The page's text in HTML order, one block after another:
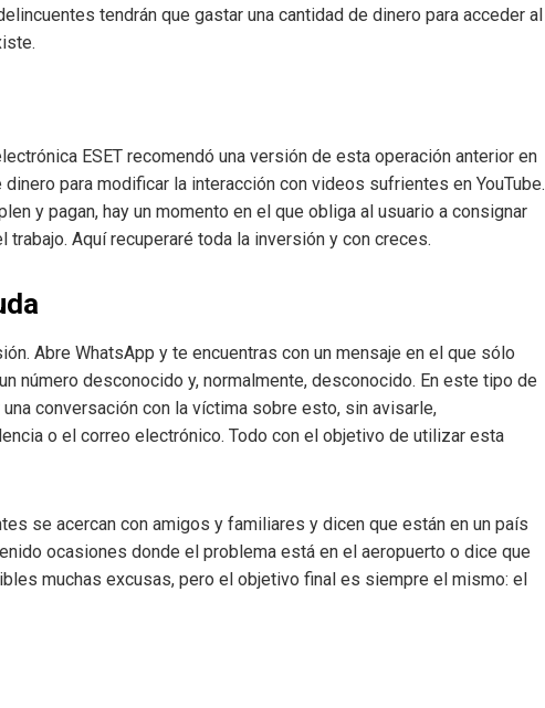
tendrán que gastar una cantidad de dinero para acceder al
ESET recomendó una versión de esta operación anterior en
para modificar la interacción con videos sufrientes en YouTube.
y pagan, hay un momento en el que obliga al usuario a consignar
Aquí recuperaré toda la inversión y con creces.
Abre WhatsApp y te encuentras con un mensaje en el que sólo
un número desconocido y, normalmente, desconocido. En este tipo de
conversación con la víctima sobre esto, sin avisarle,
o el correo electrónico. Todo con el objetivo de utilizar esta
se acercan con amigos y familiares y dicen que están en un país
ocasiones donde el problema está en el aeropuerto o dice que
muchas excusas, pero el objetivo final es siempre el mismo: el